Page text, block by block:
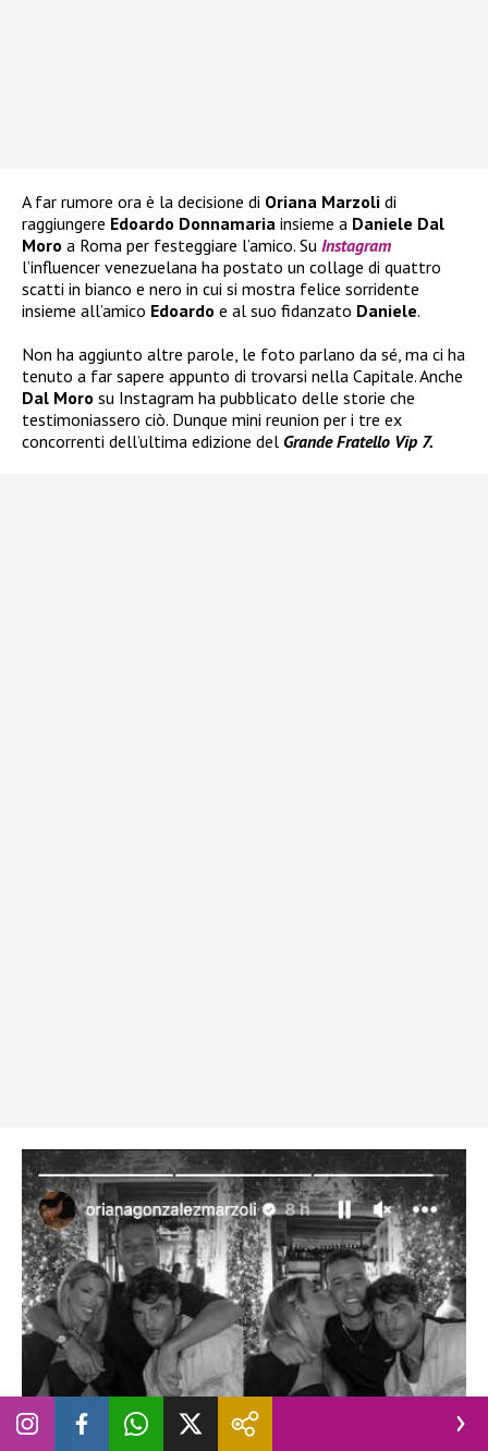
A far rumore ora è la decisione di Oriana Marzoli di
raggiungere Edoardo Donnamaria insieme a Daniele Dal
Moro a Roma per festeggiare l’amico. Su Instagram
l’influencer venezuelana ha postato un collage di quattro
scatti in bianco e nero in cui si mostra felice sorridente
insieme all’amico Edoardo e al suo fidanzato Daniele.
Non ha aggiunto altre parole, le foto parlano da sé, ma ci ha
tenuto a far sapere appunto di trovarsi nella Capitale. Anche
Dal Moro su Instagram ha pubblicato delle storie che
testimoniassero ciò. Dunque mini reunion per i tre ex
concorrenti dell’ultima edizione del Grande Fratello Vip 7.